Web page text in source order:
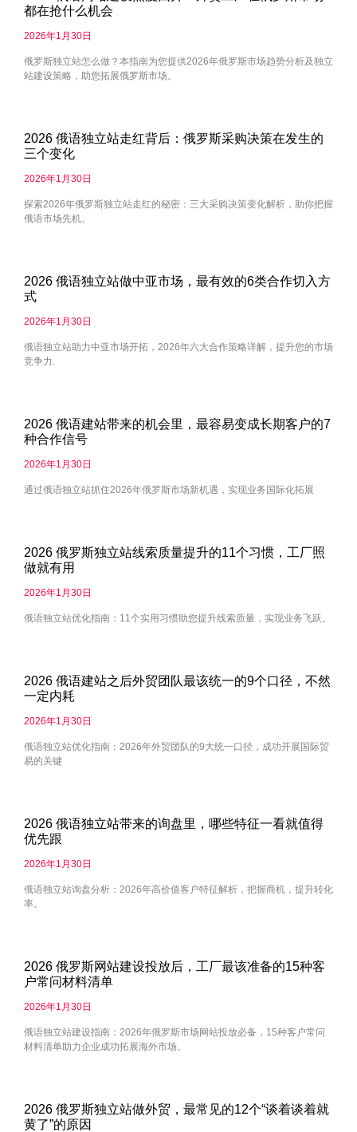
都在抢什么机会
2026年1月30日
俄罗斯独立站怎么做？本指南为您提供2026年俄罗斯市场趋势分析及独立
站建设策略，助您拓展俄罗斯市场。
2026 俄语独立站走红背后：俄罗斯采购决策在发生的
三个变化
2026年1月30日
探索2026年俄罗斯独立站走红的秘密：三大采购决策变化解析，助你把握
俄语市场先机。
2026 俄语独立站做中亚市场，最有效的6类合作切入方
式
2026年1月30日
俄语独立站助力中亚市场开拓，2026年六大合作策略详解，提升您的市场
竞争力.
2026 俄语建站带来的机会里，最容易变成长期客户的7
种合作信号
2026年1月30日
通过俄语独立站抓住2026年俄罗斯市场新机遇，实现业务国际化拓展
2026 俄罗斯独立站线索质量提升的11个习惯，工厂照
做就有用
2026年1月30日
俄语独立站优化指南：11个实用习惯助您提升线索质量，实现业务飞跃。
2026 俄语建站之后外贸团队最该统一的9个口径，不然
一定内耗
2026年1月30日
俄语独立站优化指南：2026年外贸团队的9大统一口径，成功开展国际贸
易的关键
2026 俄语独立站带来的询盘里，哪些特征一看就值得
优先跟
2026年1月30日
俄语独立站询盘分析：2026年高价值客户特征解析，把握商机，提升转化
率。
2026 俄罗斯网站建设投放后，工厂最该准备的15种客
户常问材料清单
2026年1月30日
俄语独立站建设指南：2026年俄罗斯市场网站投放必备，15种客户常问
材料清单助力企业成功拓展海外市场。
2026 俄罗斯独立站做外贸，最常见的12个“谈着谈着就
黄了”的原因